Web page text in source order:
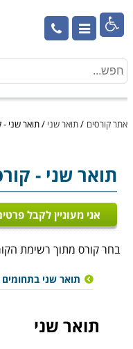

אתר קורסים /תואר שני /תואר שני -
תואר שני -
אני מעוניין לקבל
בחר קורס מתוך רשימת
תואר שני בתחומים
תואר שני